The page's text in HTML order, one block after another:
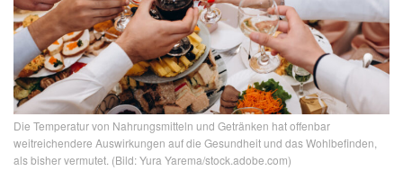
Die Temperatur von Nahrungsmitteln und Getränken hat offenbar
weitreichendere Auswirkungen auf die Gesundheit und das Wohlbefinden,
als bisher vermutet. (Bild: Yura Yarema/stock.adobe.com)